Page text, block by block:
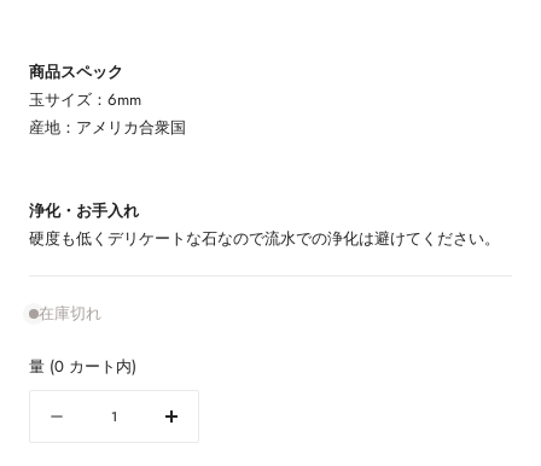
商品スペック
玉サイズ：6mm
産地：アメリカ合衆国
浄化・お手入れ
硬度も低くデリケートな石なので流水での浄化は避けてください。
在庫切れ
量 (0 カート内)
数